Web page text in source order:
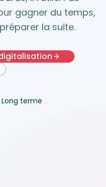
gagner du temps,
la suite.
Long terme